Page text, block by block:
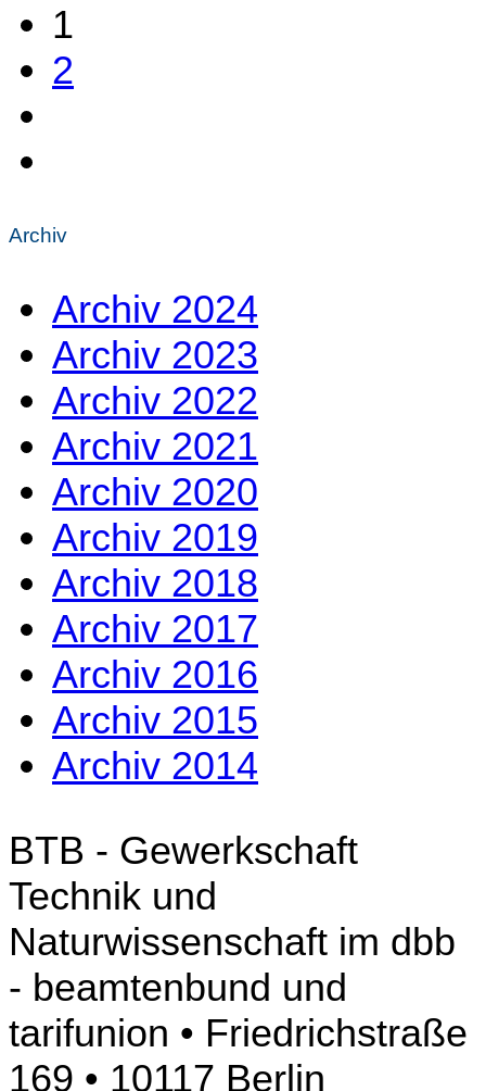
1
2
Archiv
Archiv 2024
Archiv 2023
Archiv 2022
Archiv 2021
Archiv 2020
Archiv 2019
Archiv 2018
Archiv 2017
Archiv 2016
Archiv 2015
Archiv 2014
BTB - Gewerkschaft
Technik und
Naturwissenschaft im dbb
- beamtenbund und
tarifunion • Friedrichstraße
169 • 10117 Berlin